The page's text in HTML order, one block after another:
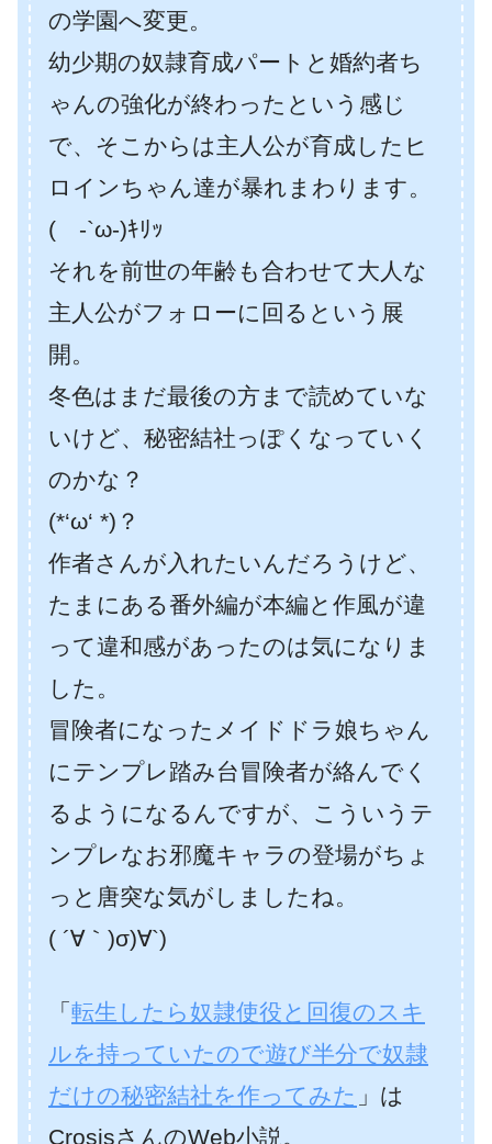
の学園へ変更。
幼少期の奴隷育成パートと婚約者ち
ゃんの強化が終わったという感じ
で、そこからは主人公が育成したヒ
ロインちゃん達が暴れまわります。
( -`ω-)ｷﾘｯ
それを前世の年齢も合わせて大人な
主人公がフォローに回るという展
開。
冬色はまだ最後の方まで読めていな
いけど、秘密結社っぽくなっていく
のかな？
(*‘ω‘ *)？
作者さんが入れたいんだろうけど、
たまにある番外編が本編と作風が違
って違和感があったのは気になりま
した。
冒険者になったメイドドラ娘ちゃん
にテンプレ踏み台冒険者が絡んでく
るようになるんですが、こういうテ
ンプレなお邪魔キャラの登場がちょ
っと唐突な気がしましたね。
( ´∀｀)σ)∀`)
「 転生したら奴隷使役と回復のスキ
ルを持っていたので遊び半分で奴隷
だけの秘密結社を作ってみた 」は
CrosisさんのWeb小説。